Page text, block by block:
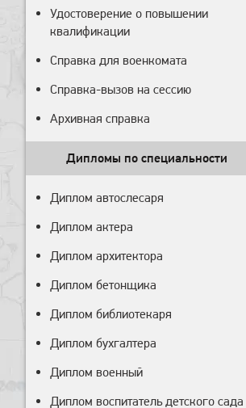
Удостоверение о повышении
квалификации
Справка для военкомата
Справка-вызов на сессию
Архивная справка
Дипломы по специальности
Диплом автослесаря
Диплом актера
Диплом архитектора
Диплом бетонщика
Диплом библиотекаря
Диплом бухгалтера
Диплом военный
Диплом воспитатель детского сада